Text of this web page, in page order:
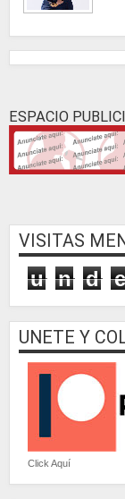
ESPACIO
VISITAS
u n d e
UNETE Y
Click Aquí